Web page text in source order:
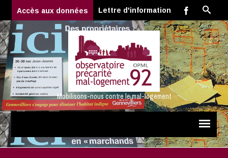
Accès aux données Lettre d'information
Mobilisons-nous contre le mal-logement